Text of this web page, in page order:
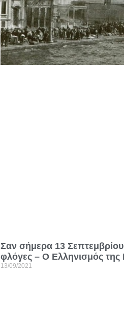
Σαν σήμερα 13
φλόγες – Ο Ελληνισμός της
13/09/2021